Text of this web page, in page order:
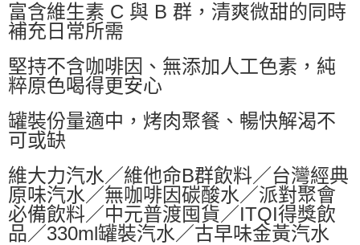
富含維生素 C 與 B 群，清爽微甜的同時
補充日常所需
堅持不含咖啡因、無添加人工色素，純
粹原色喝得更安心
罐裝份量適中，烤肉聚餐、暢快解渴不
可或缺
維大力汽水／維他命B群飲料／台灣經典
原味汽水／無咖啡因碳酸水／派對聚會
必備飲料／中元普渡囤貨／ITQI得獎飲
品／330ml罐裝汽水／古早味金黃汽水